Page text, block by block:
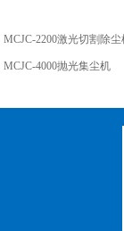
MCJC-2200激光切割除尘
MCJC-4000抛光集尘机